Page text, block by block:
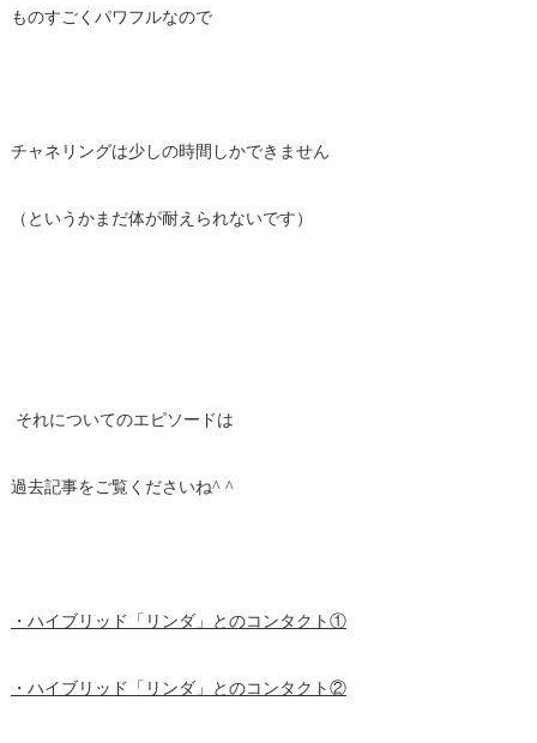
ものすごくパワフルなので
チャネリングは少しの時間しかできません
（というかまだ体が耐えられないです）
それについてのエピソードは
過去記事をご覧くださいね^ ^
・ハイブリッド「リンダ」とのコンタクト①
・ハイブリッド「リンダ」とのコンタクト②